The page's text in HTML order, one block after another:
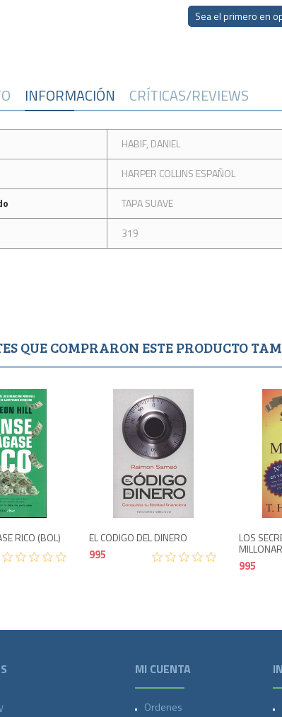
Sea el primero en
INFORMACIÓN CRÍTICAS/REVIEWS
HABIF, DANIEL
HARPER COLLINS ESPAÑOL
TAPA SUAVE
319
QUE COMPRARON ESTE PRODUCTO
RICO (BOL) EL CODIGO DEL DINERO
995
LOS
995
MI CUENTA
Ordenes